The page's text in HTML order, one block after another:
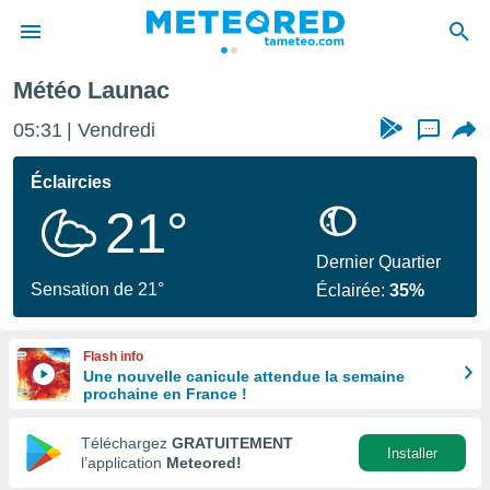
de
en
Météo Launac
05:31 Vendredi ...
Éclaircies
21°
Sensation de 21°
Dernier Quartier
Éclairée:35%
Flash info
Une nouvelle canicule attendue la semaine
prochaine en France !
Téléchargez GRATUITEMENT
l’application Meteored!
Installer